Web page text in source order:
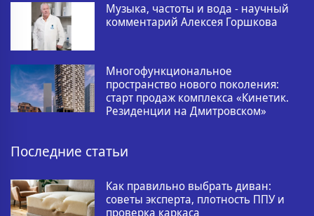
Музыка, частоты и вода - научный
комментарий Алексея Горшкова
Многофункциональное
пространство нового поколения:
старт продаж комплекса «Кинетик.
Резиденции на Дмитровском»
Последние статьи
Как правильно выбрать диван:
советы эксперта, плотность ППУ и
проверка каркаса